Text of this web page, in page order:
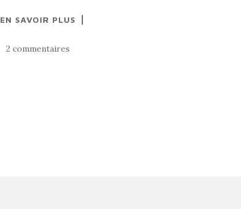
EN SAVOIR PLUS
2 commentaires